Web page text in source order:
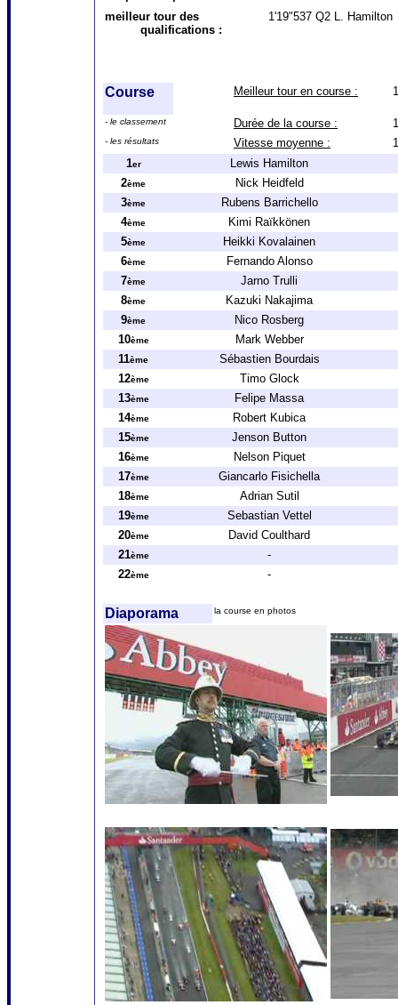
meilleur tour des
qualifications :
1'19"537 Q2 L. Hamilton
Course Meilleur tour en course :
- le classement Durée de la course :
- les résultats Vitesse moyenne :
1er
Lewis Hamilton
2ème
Nick Heidfeld
3ème
Rubens Barrichello
4ème
Kimi Raïkkönen
5ème
Heikki Kovalainen
6ème
Fernando Alonso
7ème
Jarno Trulli
8ème
Kazuki Nakajima
9ème
Nico Rosberg
10ème
Mark Webber
11ème
Sébastien Bourdais
12ème
Timo Glock
13ème
Felipe Massa
14ème
Robert Kubica
15ème
Jenson Button
16ème
Nelson Piquet
17ème
Giancarlo Fisichella
18ème
Adrian Sutil
19ème
Sebastian Vettel
20ème
David Coulthard
21ème
-
22ème -
Diaporama la course en photos